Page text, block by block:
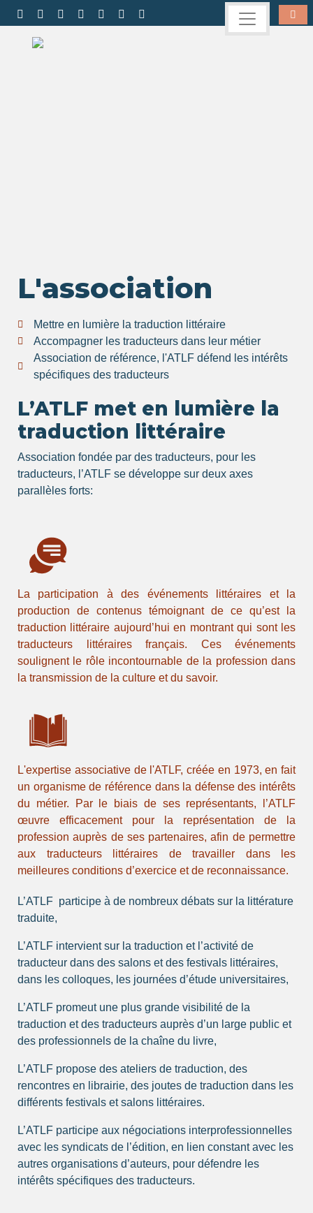
L'association
Mettre en lumière la traduction littéraire
Accompagner les traducteurs dans leur métier
Association de référence, l'ATLF défend les intérêts
spécifiques des traducteurs
L’ATLF met en lumière la
traduction littéraire
Association fondée par des traducteurs, pour les
traducteurs, l’ATLF se développe sur deux axes
parallèles forts:
La participation à des événements littéraires et la
production de contenus témoignant de ce qu’est la
traduction littéraire aujourd’hui en montrant qui sont les
traducteurs littéraires français. Ces événements
soulignent le rôle incontournable de la profession dans
la transmission de la culture et du savoir.
L'expertise associative de l'ATLF, créée en 1973, en fait
un organisme de référence dans la défense des intérêts
du métier. Par le biais de ses représentants, l’ATLF
œuvre efficacement pour la représentation de la
profession auprès de ses partenaires, afin de permettre
aux traducteurs littéraires de travailler dans les
meilleures conditions d’exercice et de reconnaissance.
L’ATLF participe à de nombreux débats sur la littérature
traduite,
L’ATLF intervient sur la traduction et l’activité de
traducteur dans des salons et des festivals littéraires,
dans les colloques, les journées d’étude universitaires,
L’ATLF promeut une plus grande visibilité de la
traduction et des traducteurs auprès d’un large public et
des professionnels de la chaîne du livre,
L’ATLF propose des ateliers de traduction, des
rencontres en librairie, des joutes de traduction dans les
différents festivals et salons littéraires.
L’ATLF participe aux négociations interprofessionnelles
avec les syndicats de l’édition, en lien constant avec les
autres organisations d’auteurs, pour défendre les
intérêts spécifiques des traducteurs.